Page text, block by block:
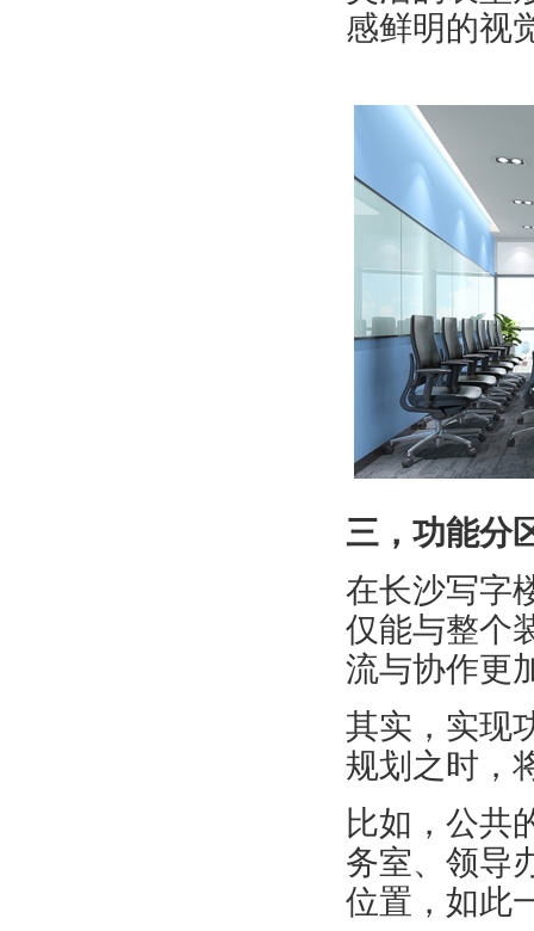
感鲜明的视
三，功能分
在长沙写字
仅能与整个
流与协作更
其实，实现
规划之时，
比如，公共
务室、领导
位置，如此